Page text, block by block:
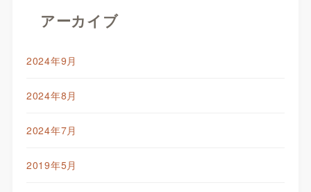
アーカイブ
2024年9月
2024年8月
2024年7月
2019年5月